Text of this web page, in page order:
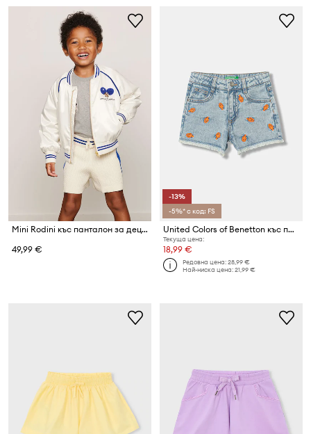
Mini Rodini къс панталон за деца от памук Cable
49,99 €
-13%
-5%* с код: FS
United Colors of Benetton къс панталон за деца от деним
Текуща цена:
18,99 €
Редовна цена:28,99 €
Най-ниска цена:21,99 €